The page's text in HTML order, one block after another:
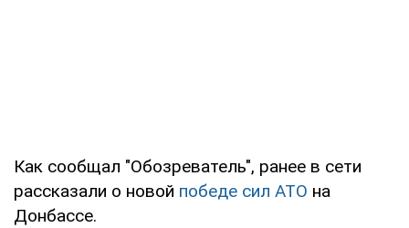
Как сообщал "Обозреватель", ранее в сети
рассказали о новой победе сил АТО на
Донбассе.